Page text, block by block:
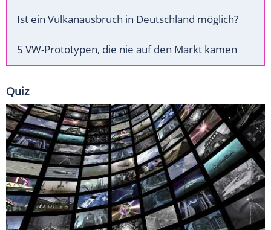
Ist ein Vulkanausbruch in Deutschland möglich?
5 VW-Prototypen, die nie auf den Markt kamen
Quiz